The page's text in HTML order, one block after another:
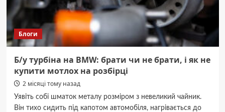
Блоги
Б/у турбіна на BMW: брати чи не брати, і як не
купити мотлох на розбірці
2 місяці тому назад
Уявіть собі шматок металу розміром з невеликий чайник.
Він тихо сидить під капотом автомобіля, нагрівається до